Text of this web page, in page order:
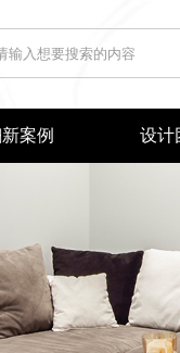
案例 设计